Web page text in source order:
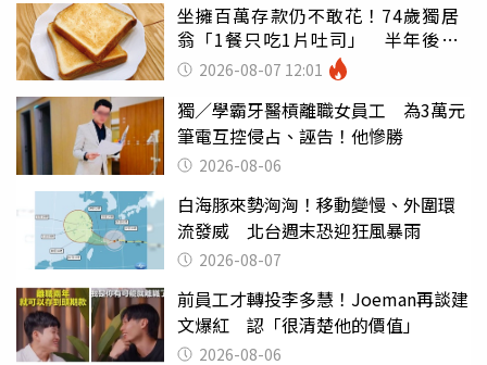
坐擁百萬存款仍不敢花！74歲獨居
翁「1餐只吃1片吐司」 半年後暴
瘦嚇壞女兒
2026-08-07 12:01
獨／學霸牙醫槓離職女員工 為3萬元
筆電互控侵占、誣告！他慘勝
2026-08-06
白海豚來勢洶洶！移動變慢、外圍環
流發威 北台週末恐迎狂風暴雨
2026-08-07
前員工才轉投李多慧！Joeman再談建
文爆紅 認「很清楚他的價值」
2026-08-06